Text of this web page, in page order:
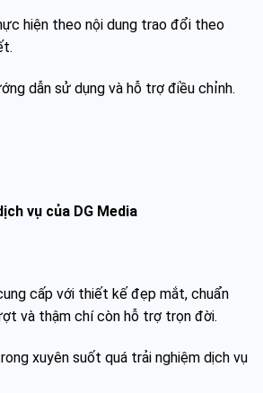
hiện theo nội dung trao đổi theo
dẫn sử dụng và hỗ trợ điều chỉnh.
vụ của DG Media
cấp với thiết kế đẹp mắt, chuẩn
và thậm chí còn hỗ trợ trọn đời.
xuyên suốt quá trải nghiệm dịch vụ